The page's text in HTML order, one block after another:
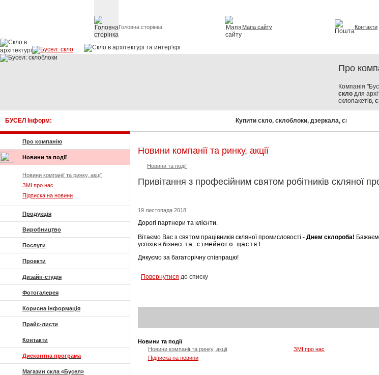
Головна сторінка Мапа сайту Контакти
Про
Компанія
скло для
склопакетів,
БУСЕЛ Інформ: Купити скло, склоблоки, дзеркала,
Про компанію
Новини та події
Новини компанії та ринку, акції
ЗМІ про нас
Підписка на новини
Продукція
Виробництво
Послуги
Проекти
Дизайн-студія
Фотогалерея
Корисна інформація
Прайс-листи
Контакти
Дисконтна програма
Магазин скла «Бусел»
Новини компанії та ринку, акції
Новини та події
Привітання з професійним святом робітників скляної
19 листопада 2018
Дорогі партнери та клієнти.
Вітаємо Вас з святом працівників скляної промисловості - Днем склороба! Б
успіхів в бізнесі та сімейного щастя!
Дякуємо за багаторічну співпрацю!
Повернутися до списку
Новини та події
Новини компанії та ринку, акції
ЗМІ про нас
Підписка на новини